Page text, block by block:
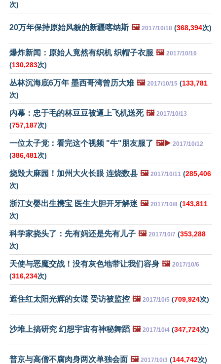
次)
20万年保持原始风貌的新疆喀纳斯 🖼️ 2017/10/18 (368,394次)
爆炸新闻：原始人竟然有织机 织帽子衣服 🖼️ 2017/10/16
(130,283次)
丛林沉海底6万年 墨西哥湾曾历大难 🖼️ 2017/10/15 (133,781
次)
内幕：忠于毛的林豆豆被逼上飞机送死 🖼️ 2017/10/13
(757,187次)
一位太子党：看完这个视频 "牛"朋友服了 🖼️▶️ 2017/10/12
(386,481次)
烧毁大麻园！加州大火长眼 连烧数县 🖼️ 2017/10/11 (285,406
次)
浙江女婴出生携宝 医生大胆开牙解迷 🖼️ 2017/10/8 (143,811
次)
科学家挠头了：先有妈还是先有儿子 🖼️ 2017/10/7 (353,288
次)
天使与恶魔交战！没有灰色地带让我们容身 🖼️ 2017/10/6
(316,234次)
遮住红太阳光辉的女谍 受访被监控 🖼️ 2017/10/5 (709,924次)
沙堆上搞研究 幻想宇宙有神秘舞蹈 🖼️ 2017/10/4 (347,724次)
普京与高僧不腐肉身两次单独会面 🖼️ 2017/10/3 (144,742次)